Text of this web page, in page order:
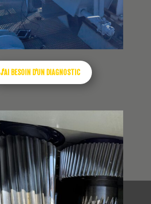
J'AI BESOIN D'UN DIAGNOSTIC